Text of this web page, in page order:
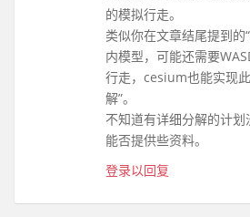
的模拟行走。
类似你在文章结尾提到的
内模型，可能还需要
行走，cesium也能实现
解”。
不知道有详细分解的计划
能否提供些资料。
登录以回复